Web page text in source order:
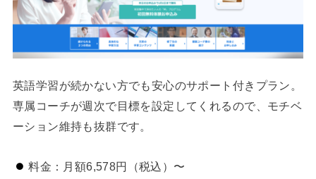
英語学習が続かない方でも安心のサポート付きプラン。
専属コーチが週次で目標を設定してくれるので、モチベ
ーション維持も抜群です。
料金：月額6,578円（税込）〜